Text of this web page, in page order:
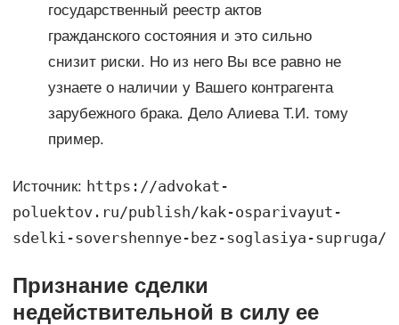
государственный реестр актов
гражданского состояния и это сильно
снизит риски. Но из него Вы все равно не
узнаете о наличии у Вашего контрагента
зарубежного брака. Дело Алиева Т.И. тому
пример.
Источник: https://advokat-
poluektov.ru/publish/kak-osparivayut-
sdelki-sovershennye-bez-soglasiya-supruga/
Признание сделки
недействительной в силу ее